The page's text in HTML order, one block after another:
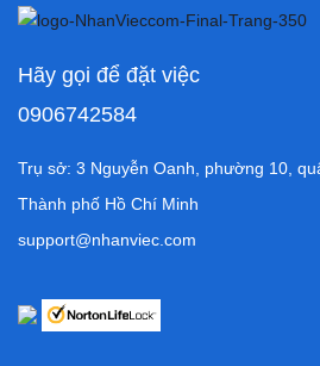
Hãy gọi để đặt việc
0906742584
Trụ sở: 3 Nguyễn Oanh, phường 10,
Thành phố Hồ Chí Minh
support@nhanviec.com